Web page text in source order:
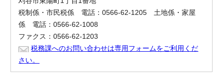
税制係・市民税係 電話：0566-62-1205 土地係・家屋
係 電話：0566-62-1008
ファクス：0566-62-1203
税務課へのお問い合わせは専用フォームをご利用くだ
さい。